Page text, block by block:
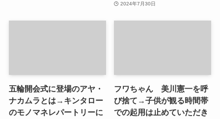
2024年7月30日
五輪開会式に登場のアヤ・
ナカムラとは→キンタロー
のモノマネレパートリーに
フワちゃん 美川憲一を呼
び捨て→子供が観る時間帯
での起用は止めていただき